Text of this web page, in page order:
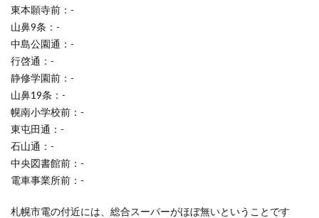
東本願寺前：-
山鼻9条：-
中島公園通：-
行啓通：-
静修学園前：-
山鼻19条：-
幌南小学校前：-
東屯田通：-
石山通：-
中央図書館前：-
電車事業所前：-
札幌市電の付近には、総合スーパーがほぼ無いということです